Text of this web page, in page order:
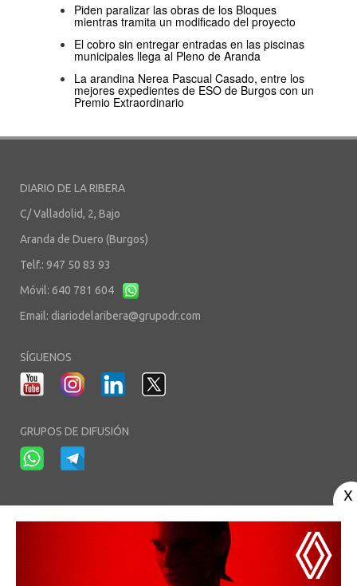
Piden paralizar las obras de los Bloques
mientras tramita un modificado del proyecto
El cobro sin entregar entradas en las piscinas
municipales llega al Pleno de Aranda
La arandina Nerea Pascual Casado, entre los
mejores expedientes de ESO de Burgos con un
Premio Extraordinario
DIARIO DE LA RIBERA
C/ Valladolid, 2, Bajo
Aranda de Duero (Burgos)
Telf.: 947 50 83 93
Móvil: 640 781 604
Email: diariodelaribera@grupodr.com
SÍGUENOS
GRUPOS DE DIFUSIÓN
Aviso Legal - Política de Privacidad -Política de Cookies Área privada